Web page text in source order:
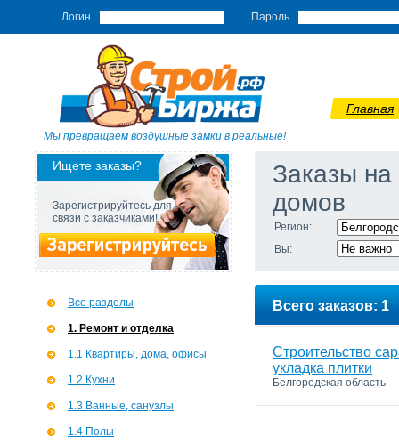
Логин Пароль
Мы превращаем воздушные замки в реальные!
Главная
Ищете заказы?
Зарегистрируйтесь для
связи с заказчиками!
Все разделы
1. Ремонт и отделка
1.1 Квартиры, дома, офисы
1.2 Кухни
1.3 Ванные, санузлы
1.4 Полы
Заказы на
домов
Регион:
Вы:
Всего заказов: 1
Строительство
укладка плитки
Белгородская область